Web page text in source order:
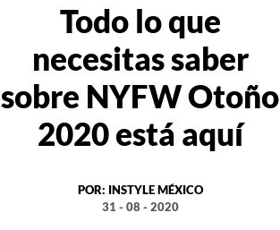
Todo lo que
necesitas saber
sobre NYFW Otoño
2020 está aquí
POR: INSTYLE MÉXICO
31 - 08 - 2020